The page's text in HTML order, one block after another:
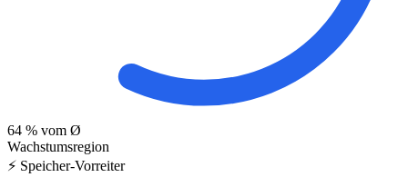
64 % vom Ø
Wachstumsregion
⚡ Speicher-Vorreiter